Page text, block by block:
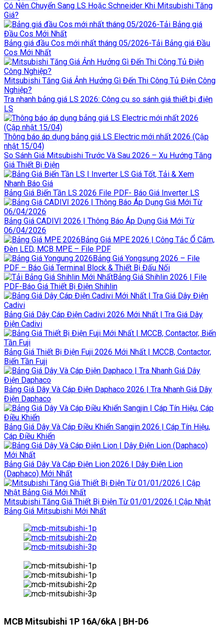
Có Nên Chuyển Sang LS Hoặc Schneider Khi Mitsubishi Tăng
Giá?
Bảng giá đầu Cos mới nhất tháng 05/2026-Tải Bảng giá Đầu
Cos Mới Nhất
Mitsubishi Tăng Giá Ảnh Hưởng Gì Đến Thi Công Tủ Điện Công
Nghiệp?
Tra nhanh bảng giá LS 2026: Công cụ so sánh giá thiết bị điện
LS
Thông báo áp dụng bảng giá LS Electric mới nhất 2026 (Cập
nhật 15/04)
So Sánh Giá Mitsubishi Trước Và Sau 2026 – Xu Hướng Tăng
Giá Thiết Bị Điện
Bảng Giá Biến Tần LS 2026 File PDF- Báo Giá Inverter LS
Bảng Giá CADIVI 2026 | Thông Báo Áp Dụng Giá Mới Từ
06/04/2026
Bảng Giá MPE 2026 | Công Tắc Ổ Cắm,
Đèn LED, MCB MPE – File PDF
Bảng Giá Yongsung 2026 – File
PDF – Báo Giá Terminal Block & Thiết Bị Đấu Nối
Bảng Giá Shihlin 2026 | File
PDF-Báo Giá Thiết Bị Điện Shihlin
Bảng Giá Dây Cáp Điện Cadivi 2026 Mới Nhất | Tra Giá Dây
Điện Cadivi
Bảng Giá Thiết Bị Điện Fuji 2026 Mới Nhất | MCCB, Contactor,
Biến Tần Fuji
Bảng Giá Dây Và Cáp Điện Daphaco 2026 | Tra Nhanh Giá Dây
Điện Daphaco
Bảng Giá Dây Và Cáp Điều Khiển Sangjin 2026 | Cáp Tín Hiệu,
Cáp Điều Khiển
Bảng Giá Dây Và Cáp Điện Lion 2026 | Dây Điện Lion
(Daphaco) Mới Nhất
Mitsubishi Tăng Giá Thiết Bị Điện Từ 01/01/2026 | Cập Nhật
Bảng Giá Mitsubishi Mới Nhất
MCB Mitsubishi 1P 16A/6kA | BH-D6